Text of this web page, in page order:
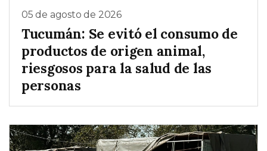
05 de agosto de 2026
Tucumán: Se evitó el consumo de
productos de origen animal,
riesgosos para la salud de las
personas